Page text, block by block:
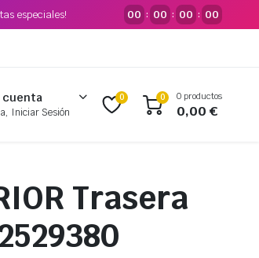
especiales! 00 : 00 : 00 : 00
cuenta
Iniciar Sesión
0 0 0 productos
0,00€
Trasera